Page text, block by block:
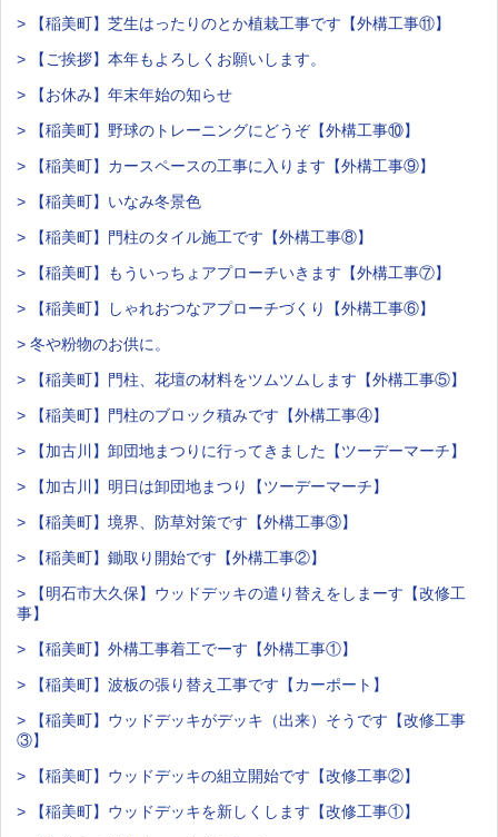
> 【稲美町】芝生はったりのとか植栽工事です【外構工事⑪】
> 【ご挨拶】本年もよろしくお願いします。
> 【お休み】年末年始の知らせ
> 【稲美町】野球のトレーニングにどうぞ【外構工事⑩】
> 【稲美町】カースペースの工事に入ります【外構工事⑨】
> 【稲美町】いなみ冬景色
> 【稲美町】門柱のタイル施工です【外構工事⑧】
> 【稲美町】もういっちょアプローチいきます【外構工事⑦】
> 【稲美町】しゃれおつなアプローチづくり【外構工事⑥】
> 冬や粉物のお供に。
> 【稲美町】門柱、花壇の材料をツムツムします【外構工事⑤】
> 【稲美町】門柱のブロック積みです【外構工事④】
> 【加古川】卸団地まつりに行ってきました【ツーデーマーチ】
> 【加古川】明日は卸団地まつり【ツーデーマーチ】
> 【稲美町】境界、防草対策です【外構工事③】
> 【稲美町】鋤取り開始です【外構工事②】
> 【明石市大久保】ウッドデッキの遣り替えをしまーす【改修工
事】
> 【稲美町】外構工事着工でーす【外構工事①】
> 【稲美町】波板の張り替え工事です【カーポート】
> 【稲美町】ウッドデッキがデッキ（出来）そうです【改修工事
③】
> 【稲美町】ウッドデッキの組立開始です【改修工事②】
> 【稲美町】ウッドデッキを新しくします【改修工事①】